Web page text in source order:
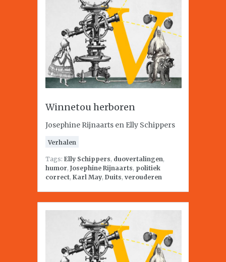
Winnetou herboren
Josephine Rijnaarts en Elly Schippers
Verhalen
Tags: Elly Schippers, duovertalingen,
humor, Josephine Rijnaarts, politiek
correct, Karl May, Duits, verouderen